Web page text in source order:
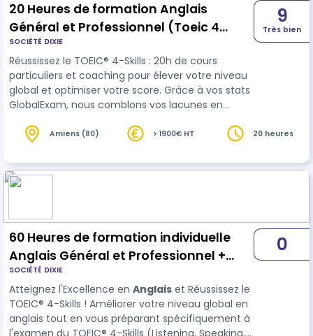
20 Heures de formation Anglais
Général et Professionnel (Toeic 4
compétences écouter, parler, lire et
écrire)
SOCIÉTÉ DIXIE
Réussissez le TOEIC® 4-Skills : 20h de cours
particuliers et coaching pour élever votre niveau
global et optimiser votre score. Grâce à vos stats
GlobalExam, nous comblons vos lacunes en
et performer.
9
Très bien
Amiens (80) > 1900€ HT 20 heures
60 Heures de formation individuelle
Anglais Général et Professionnel +
passage du TOEIC® 4-Skills
SOCIÉTÉ DIXIE
Atteignez l'Excellence en Anglais et Réussissez le
TOEIC® 4-Skills ! Améliorer votre niveau global en
anglais tout en vous préparant spécifiquement à
l'examen du TOEIC® 4-Skills (Listening, Speaking,
0